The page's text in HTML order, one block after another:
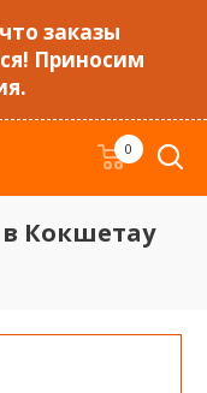
заказы
Приносим
0
Кокшетау